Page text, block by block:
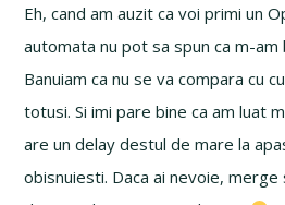
Eh, cand am auzit ca voi primi un
automata nu pot sa spun ca m-
Banuiam ca nu se va compara cu
totusi. Si imi pare bine ca am luat
are un delay destul de mare la
obisnuiesti. Daca ai nevoie, merge